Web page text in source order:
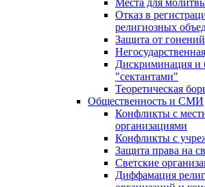
Места для
Отказ в
религиозных
Защита от гонений
Дискриминация и
"сектантами"
Теоретическая
Общественность и СМИ
Конфликты с
организациями
Конфликты с
Защита права на
Светские
Диффамация